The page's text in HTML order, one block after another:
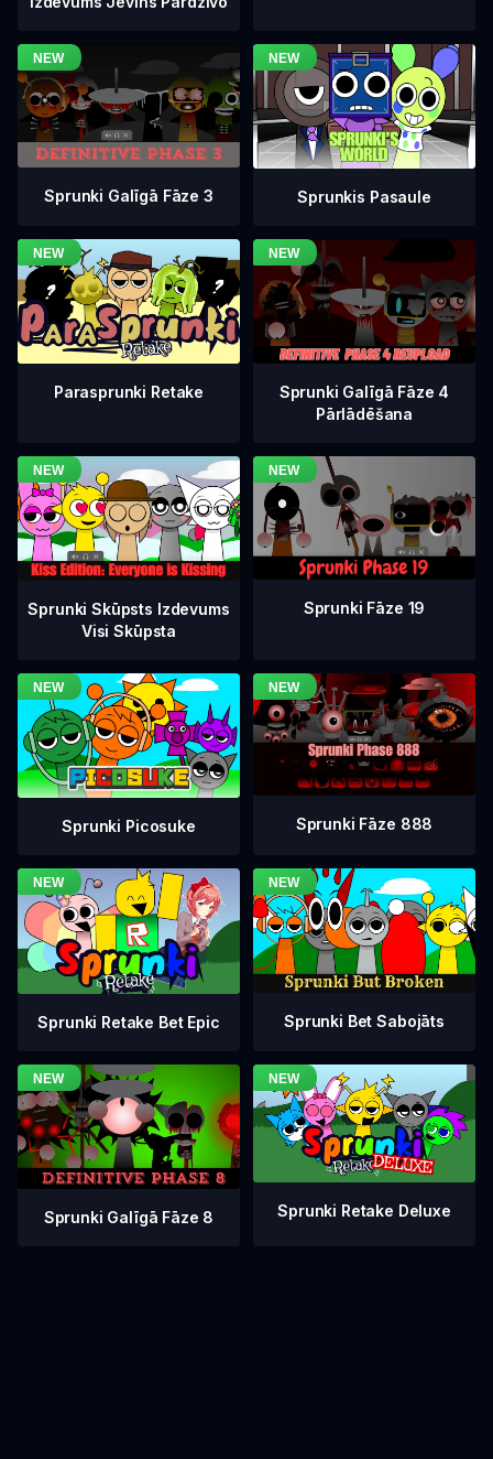
Sprunki Galīgā Fāze 3 Sprunkis Pasaule
Parasprunki Retake
Sprunki Galīgā Fāze 4
Pārlādēšana
Sprunki Skūpsts Izdevums
Visi Skūpsta
Sprunki Fāze 19
Sprunki Picosuke Sprunki Fāze 888
Sprunki Retake Bet Epic Sprunki Bet Sabojāts
Sprunki Galīgā Fāze 8 Sprunki Retake Deluxe